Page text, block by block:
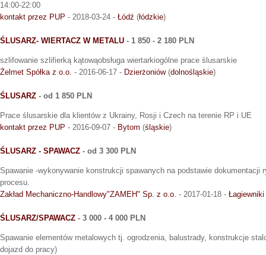
14:00-22:00
kontakt przez PUP - 2018-03-24 - Łódź (łódzkie)
ŚLUSARZ- WIERTACZ W METALU - 1 850 - 2 180 PLN
szlifowanie szlifierką kątowąobsługa wiertarkiogólne prace ślusarskie
Żelmet Spółka z o.o. - 2016-06-17 - Dzierżoniów(dolnośląskie)
ŚLUSARZ - od 1 850 PLN
Prace ślusarskie dla klientów z Ukrainy, Rosji i Czech na terenie RP i UE
kontakt przez PUP - 2016-09-07 - Bytom (śląskie)
ŚLUSARZ - SPAWACZ - od 3 300 PLN
Spawanie -wykonywanie konstrukcji spawanych na podstawie dokumentacji
procesu.
Zakład Mechaniczno-Handlowy"ZAMEH" Sp. z o.o. - 2017-01-18 - Łagiewniki
ŚLUSARZ/SPAWACZ - 3 000 - 4 000 PLN
Spawanie elementów metalowych tj. ogrodzenia, balustrady, konstrukcje
dojazd do pracy)